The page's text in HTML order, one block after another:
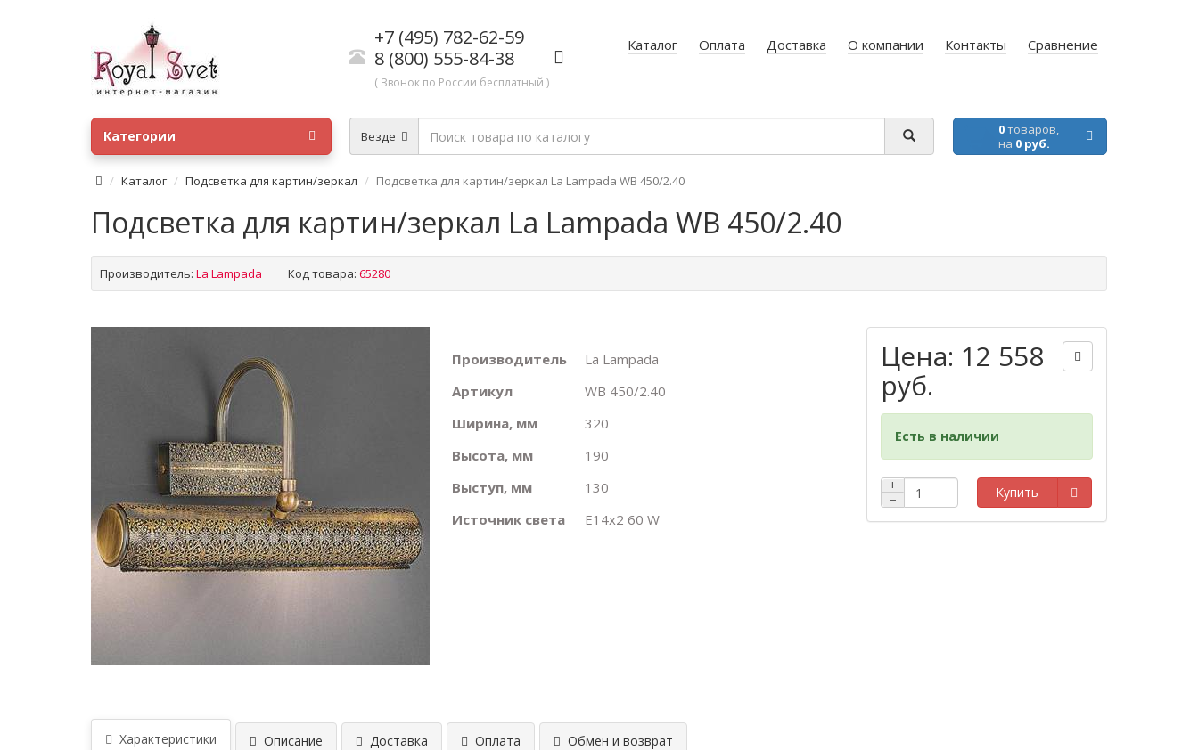
+7 (495) 782-62-59
8 (800) 555-84-38
( Звонок по России бесплатный )
Каталог Оплата Доставка О компании Контакты Сравнение
Везде 0товаров,
на 0 руб.
Категории
Каталог Подсветка для картин/зеркал Подсветка для картин/зеркал La Lampada WB 450/2.40
Подсветка для картин/зеркал La Lampada WB 450/2.40
Производитель: La Lampada Код товара: 65280
Производитель
La Lampada
Артикул
WB 450/2.40
Ширина, мм
320
Высота, мм
190
Выступ, мм
130
Источник света
E14х2 60 W
Цена: 12 558
руб.
Есть в наличии
+
−
Купить
Характеристики Описание Доставка Оплата Обмен и возврат